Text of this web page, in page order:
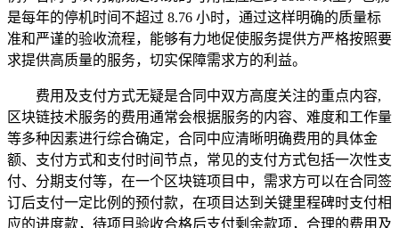
是每年的停机时间不超过 8.76 小时，通过这样明确的质量标
准和严谨的验收流程，能够有力地促使服务提供方严格按照要
求提供高质量的服务，切实保障需求方的利益。
费用及支付方式无疑是合同中双方高度关注的重点内容,
区块链技术服务的费用通常会根据服务的内容、难度和工作量
等多种因素进行综合确定，合同中应清晰明确费用的具体金
额、支付方式和支付时间节点，常见的支付方式包括一次性支
付、分期支付等，在一个区块链项目中，需求方可以在合同签
订后支付一定比例的预付款，在项目达到关键里程碑时支付相
应的进度款，待项目验收合格后支付剩余款项，合理的费用及